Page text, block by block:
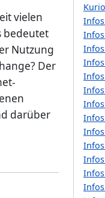
vielen
bedeutet
Nutzung
Der
darüber
Infos
Infos
Infos